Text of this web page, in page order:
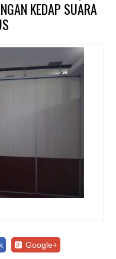
KEDAP SUARA
Google+